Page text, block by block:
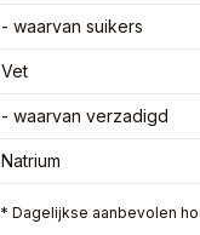
- waarvan suikers
Vet
- waarvan verzadigd
Natrium
* Dagelijkse aanbevolen